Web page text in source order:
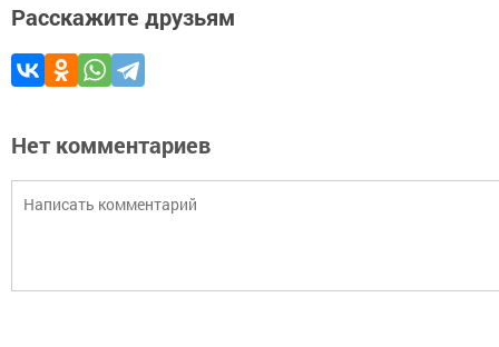
Расскажите друзьям
Нет комментариев